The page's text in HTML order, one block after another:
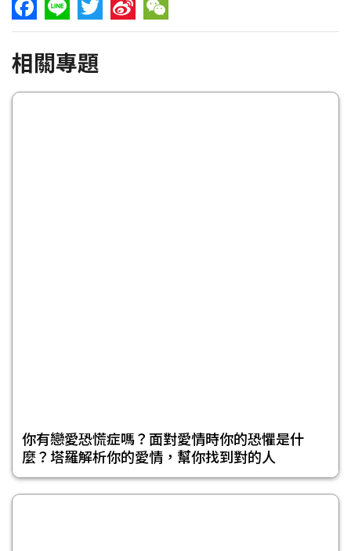
Facebook
Line TwitterSina WeChat
相關專題
你有戀愛恐慌症嗎？面對愛情時你的恐懼是什
麼？塔羅解析你的愛情，幫你找到對的人